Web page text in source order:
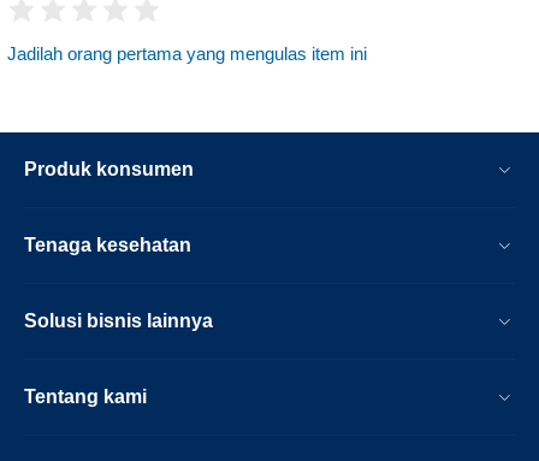
Jadilah orang pertama yang mengulas item ini
Produk konsumen
Tenaga kesehatan
Solusi bisnis lainnya
Tentang kami